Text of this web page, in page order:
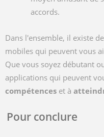
accords.
Dans l'ensemble, il existe
mobiles qui peuvent vous
Que vous soyez débutant
applications qui peuvent
compétences et à
Pour conclure